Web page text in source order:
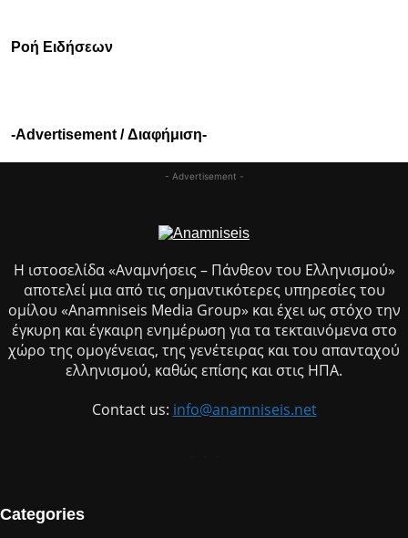
Ροή Ειδήσεων
-Advertisement / Διαφήμιση-
- Advertisement -
Η ιστοσελίδα «Αναμνήσεις – Πάνθεον του Ελληνισμού»
αποτελεί μια από τις σημαντικότερες υπηρεσίες του
ομίλου «Anamniseis Media Group» και έχει ως στόχο την
έγκυρη και έγκαιρη ενημέρωση για τα τεκταινόμενα στο
χώρο της ομογένειας, της γενέτειρας και του απανταχού
ελληνισμού, καθώς επίσης και στις ΗΠΑ.
Contact us: info@anamniseis.net
Categories